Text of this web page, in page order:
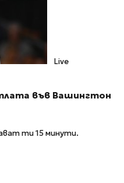
Live
във Вашингтон
ти 15 минути.